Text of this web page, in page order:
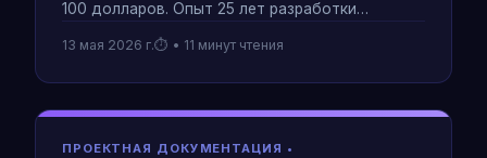
100 долларов. Опыт 25 лет разработки
минимальном количестве заказа и
планирования производства на Kickstarter.
13 мая 2026 г. • 11 минут чтения
ПРОЕКТНАЯ ДОКУМЕНТАЦИЯ •